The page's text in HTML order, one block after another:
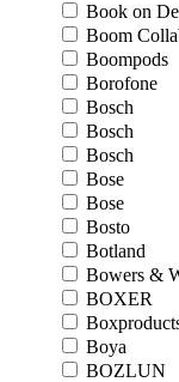
Book on
Boom
Boompods
Borofone
Bosch
Bosch
Bosch
Bose
Bose
Bosto
Botland
Bowers &
BOXER
Boya
BOZLUN